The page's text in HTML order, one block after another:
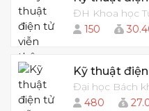
ĐH Khoa học
150
Kỹ thuật
Đại học Bách
480